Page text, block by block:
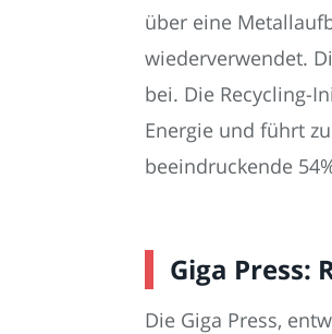
über eine
wiederverwendet.
bei. Die Recycling-
Energie und führt
beeindruckende
Giga
Die Giga Press,